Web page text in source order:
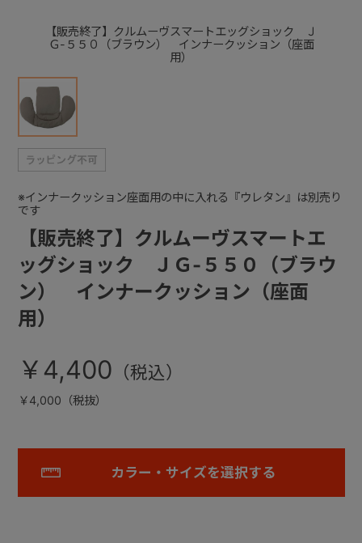
【販売終了】クルムーヴスマートエッグショック Ｊ
Ｇ-５５０（ブラウン） インナークッション（座面
用）
【販売終了】クルムーヴスマートエ
ッグショック ＪＧ-５５０（ブラウ
ン） インナークッション（座面
用）
※インナークッション座面用の中に入れる『ウレタン』は別売り
です
￥4,400
￥4,000（税抜）
カラー・サイズを選択する